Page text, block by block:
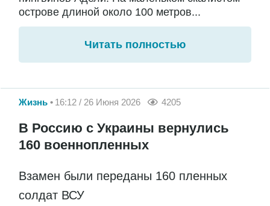
острове длиной около 100 метров...
Читать полностью
Жизнь 16:12 / 26 Июня 2026 4205
В Россию с Украины вернулись
160 военнопленных
Взамен были переданы 160 пленных
солдат ВСУ